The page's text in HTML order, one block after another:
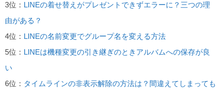
3位： LINEの着せ替えがプレゼントできずエラーに？三つの理
由がある？
4位： LINEの名前変更でグループ名を変える方法
5位： LINEは機種変更の引き継ぎのときアルバムへの保存が良
い
6位： タイムラインの非表示解除の方法は？間違えてしまっても